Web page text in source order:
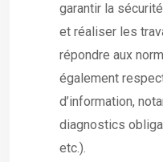
garantir la
et réaliser les
répondre aux
également
d’information,
diagnostics
etc.).